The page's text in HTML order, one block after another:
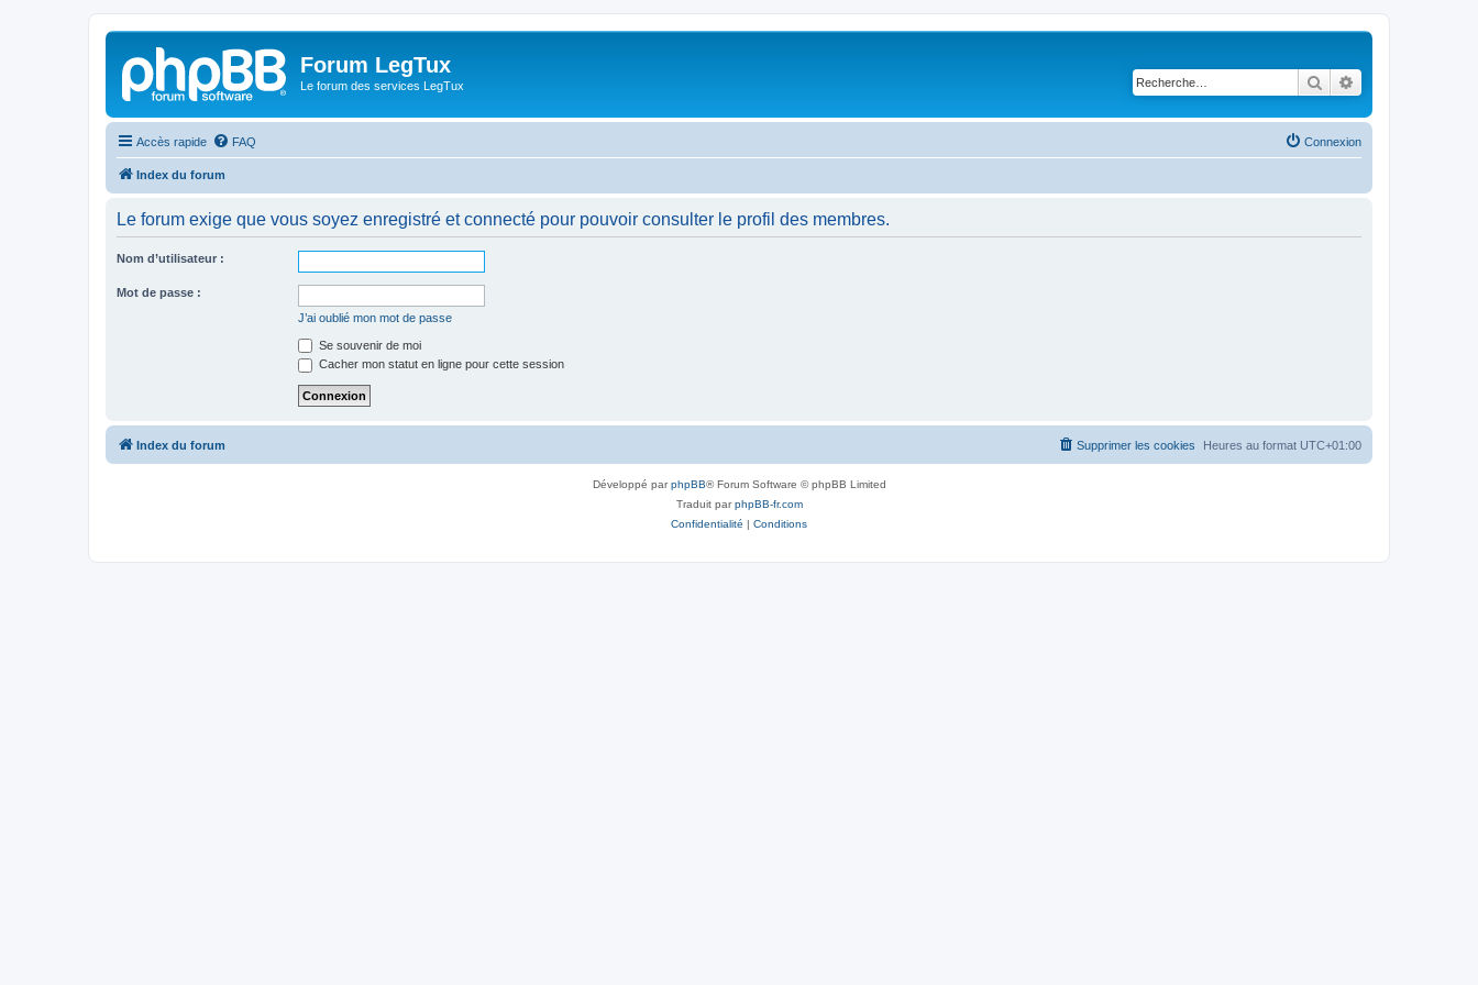
Forum LegTux
Le forum des services LegTux Rechercher
Accès rapide FAQ Connexion
Index du forum
Le forum exige que vous soyez enregistré et connecté pour pouvoir consulter le profil des membres.
Nom d’utilisateur :
Mot de passe :
J’ai oublié mon mot de passe
Se souvenir de moi
Cacher mon statut en ligne pour cette session
Index du forum Heures au format UTC+01:00
Supprimer les cookies
Développé parphpBB® Forum Software © phpBB Limited
Traduit parphpBB-fr.com
Confidentialité | Conditions